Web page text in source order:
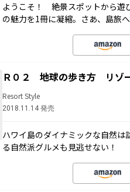
ようこそ！ 絶景スポットから遊
の魅力を1冊に凝縮。さあ、島旅へ
Ｒ０２ 地球の歩き方 リゾ
Resort Style
2018.11.14 発売
ハワイ島のダイナミックな自然は
る自然派グルメも見逃せない！